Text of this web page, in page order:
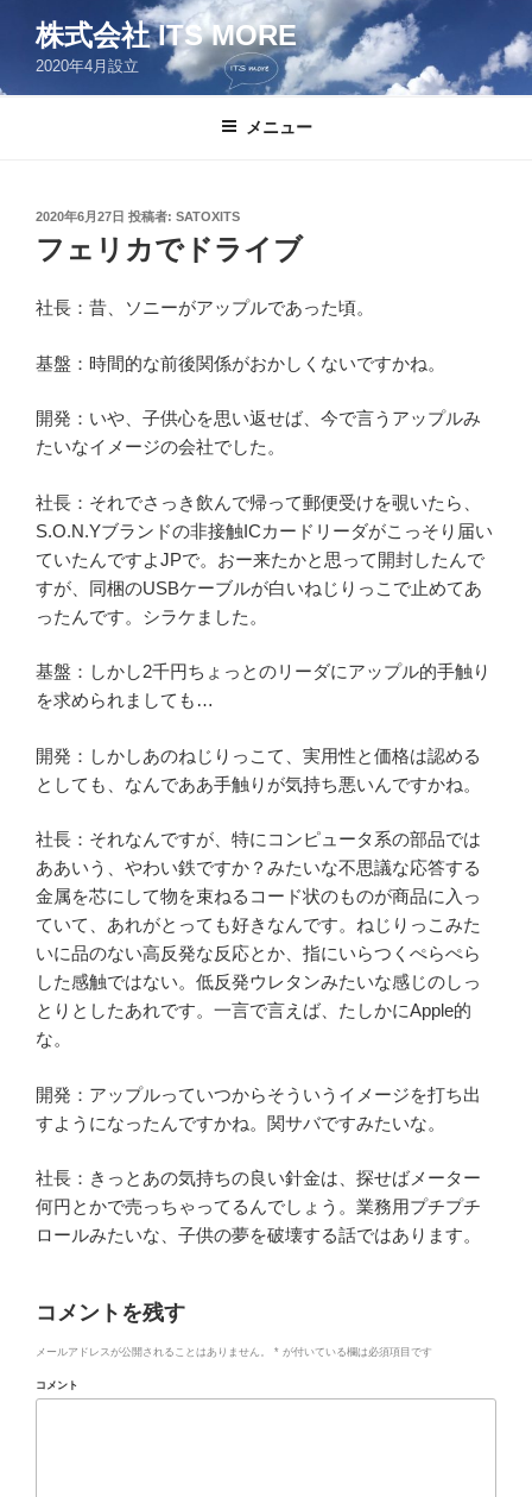
ン
株式会社 ITS MORE
2020年4月設立
メニュー
投
稿
日:
2020年6月27日 投稿者: SATOXITS
フェリカでドライブ
社長：昔、ソニーがアップルであった頃。
基盤：時間的な前後関係がおかしくないですかね。
開発：いや、子供心を思い返せば、今で言うアップルみ
たいなイメージの会社でした。
社長：それでさっき飲んで帰って郵便受けを覗いたら、
S.O.N.Yブランドの非接触ICカードリーダがこっそり届い
ていたんですよJPで。おー来たかと思って開封したんで
すが、同梱のUSBケーブルが白いねじりっこで止めてあ
ったんです。シラケました。
基盤：しかし2千円ちょっとのリーダにアップル的手触り
を求められましても…
開発：しかしあのねじりっこて、実用性と価格は認める
としても、なんでああ手触りが気持ち悪いんですかね。
社長：それなんですが、特にコンピュータ系の部品では
ああいう、やわい鉄ですか？みたいな不思議な応答する
金属を芯にして物を束ねるコード状のものが商品に入っ
ていて、あれがとっても好きなんです。ねじりっこみた
いに品のない高反発な反応とか、指にいらつくぺらぺら
した感触ではない。低反発ウレタンみたいな感じのしっ
とりとしたあれです。一言で言えば、たしかにApple的
な。
開発：アップルっていつからそういうイメージを打ち出
すようになったんですかね。関サバですみたいな。
社長：きっとあの気持ちの良い針金は、探せばメーター
何円とかで売っちゃってるんでしょう。業務用プチプチ
ロールみたいな、子供の夢を破壊する話ではあります。
コメントを残す
メールアドレスが公開されることはありません。 * が付いている欄は必須項目です
コメント